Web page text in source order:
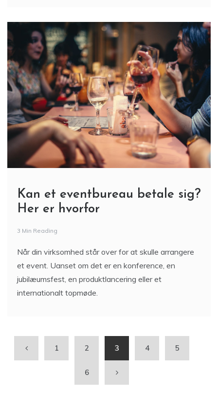
Kan et eventbureau betale sig?
Her er hvorfor
3 Min Reading
Når din virksomhed står over for at skulle arrangere
et event. Uanset om det er en konference, en
jubilæumsfest, en produktlancering eller et
internationalt topmøde.
1 2 3 4 5
6